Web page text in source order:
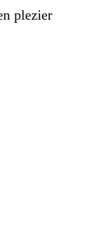
plezier